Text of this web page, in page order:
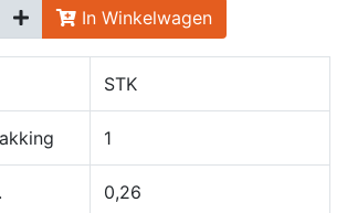
In Winkelwagen
STK
1
0,26